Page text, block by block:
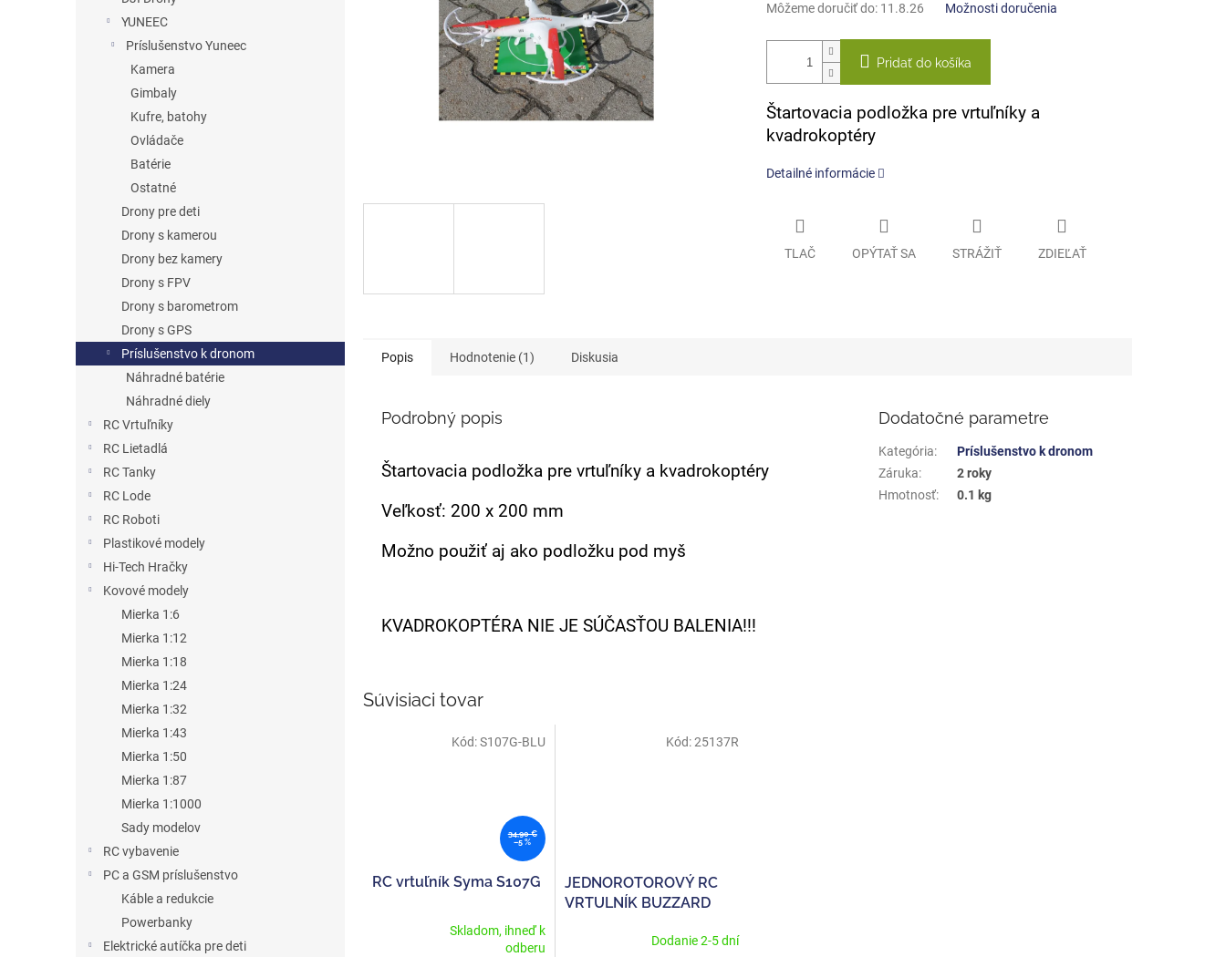
YUNEEC
Príslušenstvo Yuneec
Kamera
Gimbaly
Kufre, batohy
Ovládače
Batérie
Ostatné
Drony pre deti
Drony s kamerou
Drony bez kamery
Drony s FPV
Drony s barometrom
Drony s GPS
Príslušenstvo k dronom
Náhradné batérie
Náhradné diely
RC Vrtuľníky
RC Lietadlá
RC Tanky
RC Lode
RC Roboti
Plastikové modely
Hi-Tech Hračky
Kovové modely
Mierka 1:6
Mierka 1:12
Mierka 1:18
Mierka 1:24
Mierka 1:32
Mierka 1:43
Mierka 1:50
Mierka 1:87
Mierka 1:1000
Sady modelov
RC vybavenie
PC a GSM príslušenstvo
Káble a redukcie
Powerbanky
Elektrické autíčka pre deti
Môžeme doručiť do: 11.8.26 Možnosti doručenia
Pridať do košíka
Štartovacia podložka pre vrtuľníky a
kvadrokoptéry
Detailné informácie
TLAČ OPÝTAŤ SA STRÁŽIŤ ZDIEĽAŤ
Popis Hodnotenie (1) Diskusia
Podrobný popis
Štartovacia podložka pre vrtuľníky a kvadrokoptéry
Veľkosť: 200 x 200 mm
Možno použiť aj ako podložku pod myš
KVADROKOPTÉRA NIE JE SÚČASŤOU BALENIA!!!
Dodatočné parametre
Kategória:
Príslušenstvo k dronom
Záruka:
2 roky
Hmotnosť: 0.1 kg
Súvisiaci tovar
34,90 €
–5 %
RC vrtuľník Syma S107G
Skladom, ihneď k
odberu
Kód:S107G-BLU
JEDNOROTOROVÝ RC
VRTULNÍK BUZZARD
Dodanie 2-5 dní
Kód:25137R